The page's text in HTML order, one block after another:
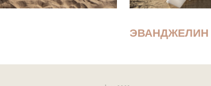
ЭВАНДЖЕЛИН